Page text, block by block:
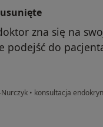
zna się na
podejść do
• konsultacja
zostało usunięte